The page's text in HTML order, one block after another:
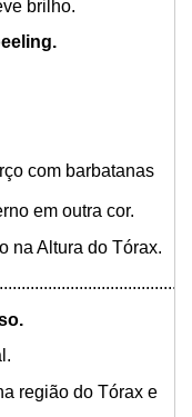
brilho.
com barbatanas
em outra cor.
na Altura do Tórax.
região do Tórax e